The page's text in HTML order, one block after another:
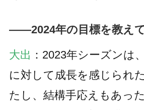
――2024年の目標を教えて
大出 ：2023年シーズンは
に対して成長を感じられ
たし、結構手応えもあっ